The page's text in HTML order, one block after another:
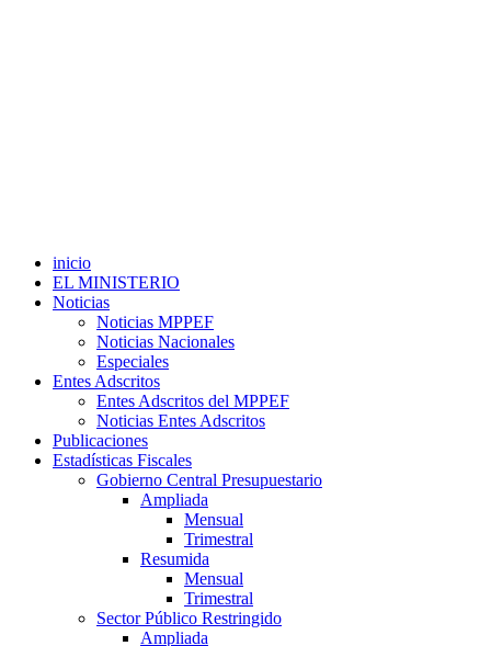
inicio
EL MINISTERIO
Noticias
Noticias MPPEF
Noticias Nacionales
Especiales
Entes Adscritos
Entes Adscritos del MPPEF
Noticias Entes Adscritos
Publicaciones
Estadísticas Fiscales
Gobierno Central Presupuestario
Ampliada
Mensual
Trimestral
Resumida
Mensual
Trimestral
Sector Público Restringido
Ampliada